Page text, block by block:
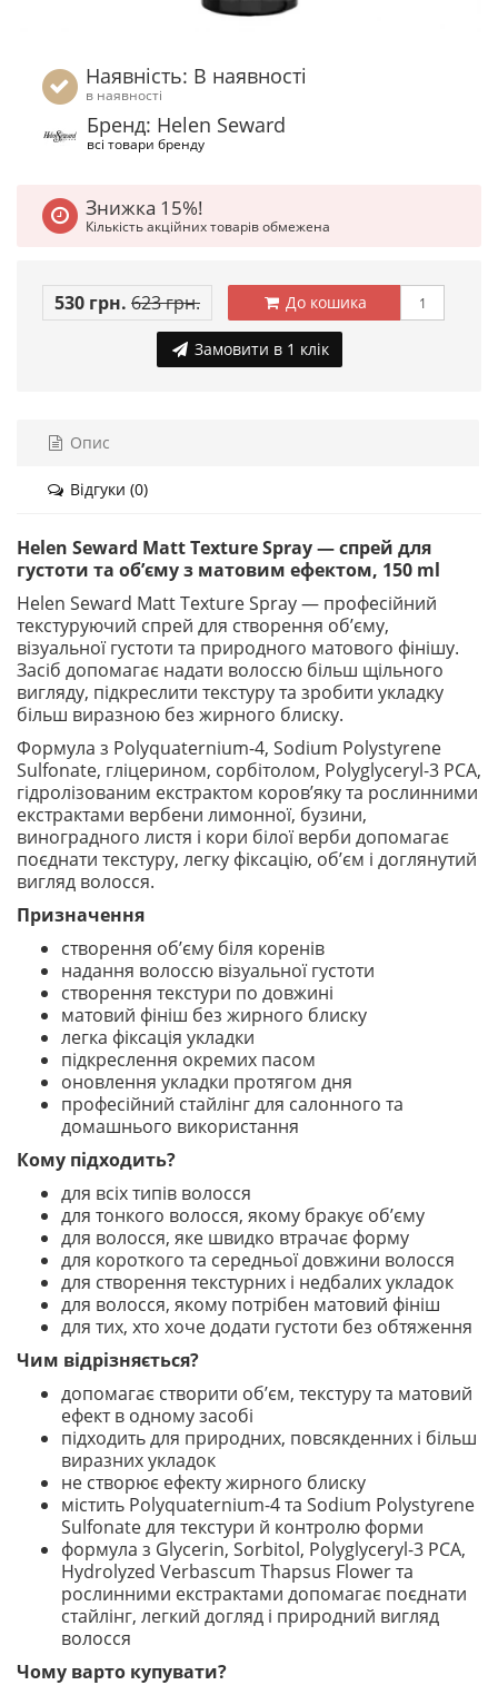
Наявність: В наявності
в наявності
Бренд: Helen Seward
всі товари бренду
Знижка 15%!
Кількість акційних товарів обмежена
530 грн. 623 грн. До кошика
Замовити в 1 клік
Опис
Відгуки (0)
Helen Seward Matt Texture Spray — спрей для
густоти та об’єму з матовим ефектом, 150 ml
Helen Seward Matt Texture Spray — професійний
текстуруючий спрей для створення об’єму,
візуальної густоти та природного матового фінішу.
Засіб допомагає надати волоссю більш щільного
вигляду, підкреслити текстуру та зробити укладку
більш виразною без жирного блиску.
Формула з Polyquaternium-4, Sodium Polystyrene
Sulfonate, гліцерином, сорбітолом, Polyglyceryl-3 PCA,
гідролізованим екстрактом коров’яку та рослинними
екстрактами вербени лимонної, бузини,
виноградного листя і кори білої верби допомагає
поєднати текстуру, легку фіксацію, об’єм і доглянутий
вигляд волосся.
Призначення
створення об’єму біля коренів
надання волоссю візуальної густоти
створення текстури по довжині
матовий фініш без жирного блиску
легка фіксація укладки
підкреслення окремих пасом
оновлення укладки протягом дня
професійний стайлінг для салонного та
домашнього використання
Кому підходить?
для всіх типів волосся
для тонкого волосся, якому бракує об’єму
для волосся, яке швидко втрачає форму
для короткого та середньої довжини волосся
для створення текстурних і недбалих укладок
для волосся, якому потрібен матовий фініш
для тих, хто хоче додати густоти без обтяження
Чим відрізняється?
допомагає створити об’єм, текстуру та матовий
ефект в одному засобі
підходить для природних, повсякденних і більш
виразних укладок
не створює ефекту жирного блиску
містить Polyquaternium-4 та Sodium Polystyrene
Sulfonate для текстури й контролю форми
формула з Glycerin, Sorbitol, Polyglyceryl-3 PCA,
Hydrolyzed Verbascum Thapsus Flower та
рослинними екстрактами допомагає поєднати
стайлінг, легкий догляд і природний вигляд
волосся
Чому варто купувати?